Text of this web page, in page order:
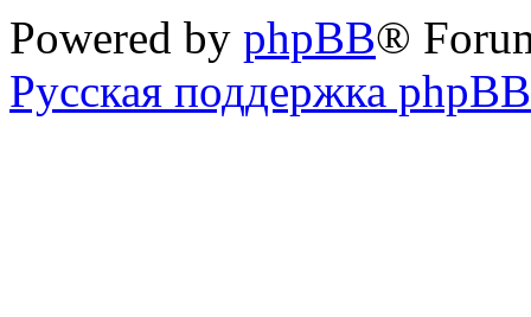
Powered by phpBB®
Русская поддержка phpBB